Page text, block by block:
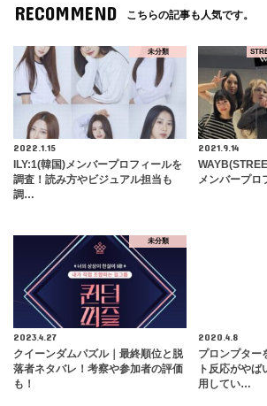
RECOMMEND こちらの記事も人気です。
未分類
2022.1.15
ILY:1(韓国)メンバープロフィールを
調査！読み方やビジュアル担当も
調…
2021.9.14
メンバープ
未分類
2023.4.27
クイーンダムパズル｜最終順位と脱
落者ネタバレ！考察や参加者の評価
も！
2020.4.8
プロンプター
ト反応がやば
用してい…